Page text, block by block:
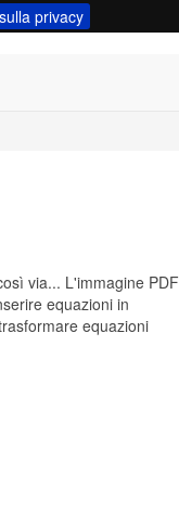
privacy
via... L'immagine PDF
equazioni in
equazioni